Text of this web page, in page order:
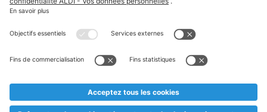
Textes marqués d'un astérisque et mentions légales
* Nous vendons ces articles temporairement et jusqu'à
au cas où, malgré le planning bien étudié, nous serions
prématurément en rupture de stock. Prix Recupel et TVA incl.
** Sur ce site, l’utilisation de la forme masculine a été adoptée